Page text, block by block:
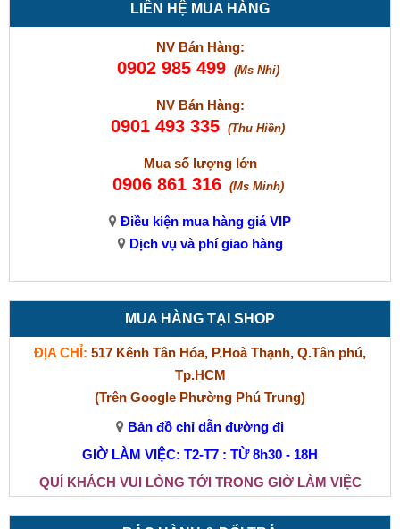
LIÊN HỆ MUA HÀNG
NV Bán Hàng:
0902 985 499 (Ms Nhi)
NV Bán Hàng:
0901 493 335 (Thu Hiền)
Mua số lượng lớn
0906 861 316 (Ms Minh)
Điều kiện mua hàng giá VIP
Dịch vụ và phí giao hàng
MUA HÀNG TẠI SHOP
ĐỊA CHỈ: 517 Kênh Tân Hóa, P.Hoà Thạnh, Q.Tân phú,
Tp.HCM
(Trên Google Phường Phú Trung)
Bản đồ chỉ dẫn đường đi
GIỜ LÀM VIỆC: T2-T7 : TỪ 8h30 - 18H
QUÍ KHÁCH VUI LÒNG TỚI TRONG GIỜ LÀM VIỆC